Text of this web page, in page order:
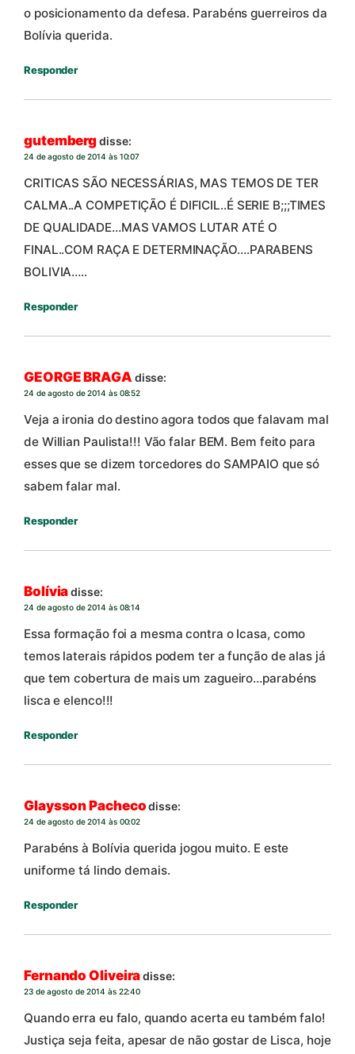
o posicionamento da defesa. Parabéns guerreiros da
Bolívia querida.
Responder
gutembergdisse:
24 de agosto de 2014 às 10:07
CRITICAS SÃO NECESSÁRIAS, MAS TEMOS DE TER
CALMA..A COMPETIÇÃO É DIFICIL..É SERIE B;;;TIMES
DE QUALIDADE…MAS VAMOS LUTAR ATÉ O
FINAL..COM RAÇA E DETERMINAÇÃO….PARABENS
BOLIVIA…..
Responder
GEORGE BRAGA disse:
24 de agosto de 2014 às 08:52
Veja a ironia do destino agora todos que falavam mal
de Willian Paulista!!! Vão falar BEM. Bem feito para
esses que se dizem torcedores do SAMPAIO que só
sabem falar mal.
Responder
Bolíviadisse:
24 de agosto de 2014 às 08:14
Essa formação foi a mesma contra o Icasa, como
temos laterais rápidos podem ter a função de alas já
que tem cobertura de mais um zagueiro…parabéns
lisca e elenco!!!
Responder
Glaysson Pachecodisse:
24 de agosto de 2014 às 00:02
Parabéns à Bolívia querida jogou muito. E este
uniforme tá lindo demais.
Responder
Fernando Oliveiradisse:
23 de agosto de 2014 às 22:40
Quando erra eu falo, quando acerta eu também falo!
Justiça seja feita, apesar de não gostar de Lisca, hoje